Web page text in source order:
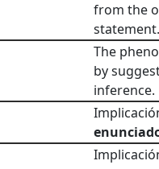
from the
statement.
The
by
inference.